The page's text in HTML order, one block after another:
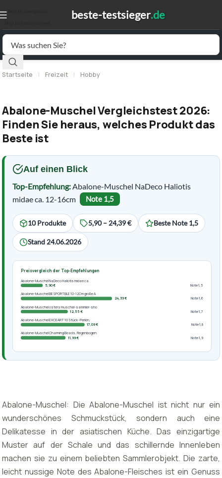
Startseite | Freizeit | Hobby
Abalone-Muschel Vergleichstest 2026:
Finden Sie heraus, welches Produkt das
Beste ist
Auf einen Blick
Top-Empfehlung:Abalone-Muschel NaDeco Haliotis
midae ca. 12-16cm
Note 1,5
10 Produkte 5,90 – 24,39 € Beste Note 1,5
Stand 24.06.2026
Preisvergleich der Top-Empfehlungen
Abalone-Muschel NaDeco Haliotis midae ca.
5,90 €
Note 1,5
Abalone-Muschel BESPORTBLE 10-12Cm große A
24,39 €
Note 1,6
Abalone-Muschel osters muschel-sammler-sho
12,55 €
Note 1,7
Abalone-Muschel EXCEART 10 Stück -Perlen,
17,09 €
Note 1,8
Abalone-Muschel Charming Beads, Regenbogen
11,99 €
Note 1,9
Abalone-Muschel: Die Abalone-Muschel ist nicht nur ein
wunderschönes Schmuckstück, sondern auch eine
Delikatesse in der asiatischen Küche. Das einzigartige
Muster auf der Schale und das schillernde Innenleben
machen sie zu einem beliebten Sammlerobjekt. Die zarte,
leicht nussige Note des Abalone-Fleisches ist ein Genuss